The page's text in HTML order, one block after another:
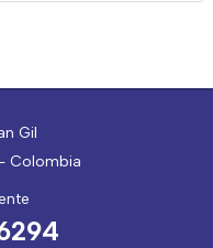
Gil
Colombia